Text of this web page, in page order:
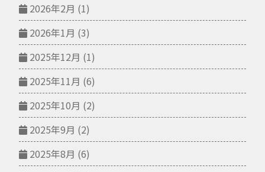
2026年2月 (1)
2026年1月 (3)
2025年12月 (1)
2025年11月 (6)
2025年10月 (2)
2025年9月 (2)
2025年8月 (6)